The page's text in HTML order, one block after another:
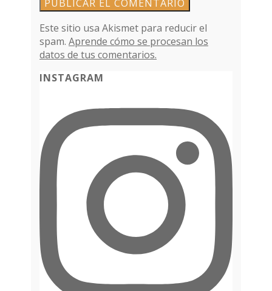
Este sitio usa Akismet para reducir el
spam.Aprende cómo se procesan los
datos de tus comentarios.
INSTAGRAM